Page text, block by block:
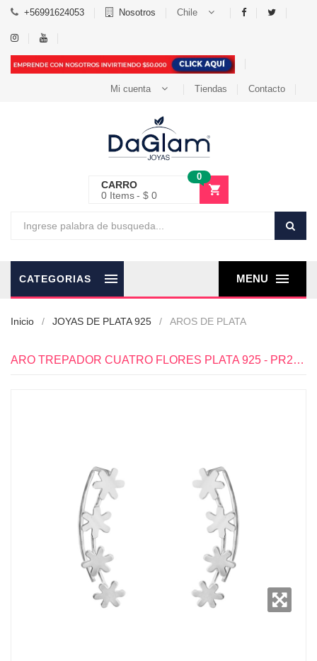
+56991624053 Nosotros Chile
Mi cuenta Tiendas Contacto
CARRO
0
0 Items $ 0
MENU
CATEGORIAS
Inicio JOYAS DE PLATA 925 AROS DE PLATA
ARO TREPADOR CUATRO FLORES PLATA 925 - PR2904